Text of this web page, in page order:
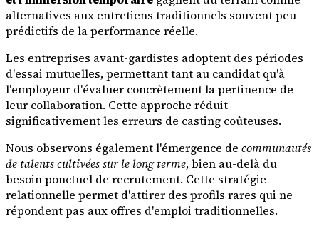
alternatives aux entretiens traditionnels souvent peu
prédictifs de la performance réelle.
Les entreprises avant-gardistes adoptent des périodes
d'essai mutuelles, permettant tant au candidat qu'à
l'employeur d'évaluer concrètement la pertinence de
leur collaboration. Cette approche réduit
significativement les erreurs de casting coûteuses.
Nous observons également l'émergence de communautés
de talents cultivées sur le long terme, bien au-delà du
besoin ponctuel de recrutement. Cette stratégie
relationnelle permet d'attirer des profils rares qui ne
répondent pas aux offres d'emploi traditionnelles.